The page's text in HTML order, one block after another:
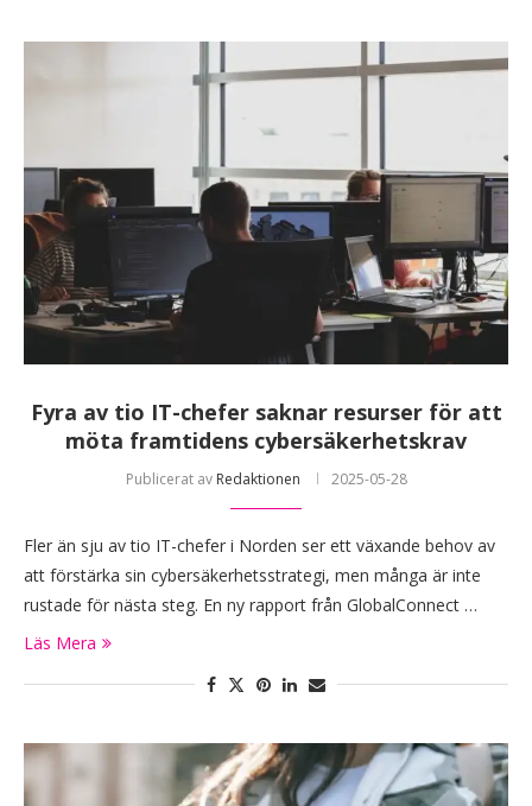
Fyra av tio IT-chefer saknar resurser för att
möta framtidens cybersäkerhetskrav
Publicerat av Redaktionen 2025-05-28
Fler än sju av tio IT-chefer i Norden ser ett växande behov av
att förstärka sin cybersäkerhetsstrategi, men många är inte
rustade för nästa steg. En ny rapport från GlobalConnect …
Läs Mera